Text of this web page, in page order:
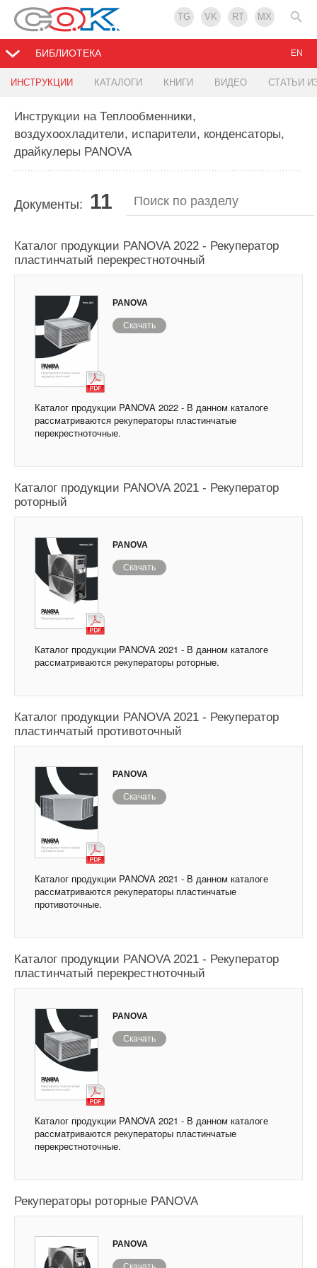
TG VK RT MX
БИБЛИОТЕКА
ИНСТРУКЦИИ КАТАЛОГИ КНИГИ ВИДЕО СТАТЬИ
EN
Инструкции на Теплообменники,
воздухоохладители, испарители, конденсаторы,
драйкулеры PANOVA
Документы: 11
Каталог продукции PANOVA 2022 - Рекуператор
пластинчатый перекрестноточный
PANOVA
Скачать
Каталог продукции PANOVA 2022 - В данном каталоге
рассматриваются рекуператоры пластинчатые
перекрестноточные.
Каталог продукции PANOVA 2021 - Рекуператор
роторный
PANOVA
Скачать
Каталог продукции PANOVA 2021 - В данном каталоге
рассматриваются рекуператоры роторные.
Каталог продукции PANOVA 2021 - Рекуператор
пластинчатый противоточный
PANOVA
Скачать
Каталог продукции PANOVA 2021 - В данном каталоге
рассматриваются рекуператоры пластинчатые
противоточные.
Каталог продукции PANOVA 2021 - Рекуператор
пластинчатый перекрестноточный
PANOVA
Скачать
Каталог продукции PANOVA 2021 - В данном каталоге
рассматриваются рекуператоры пластинчатые
перекрестноточные.
Рекуператоры роторные PANOVA
PANOVA